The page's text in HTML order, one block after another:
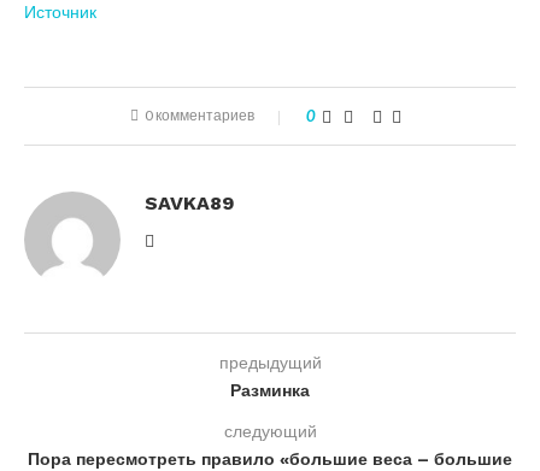
Источник
0 комментариев 0
SAVKA89
предыдущий
Разминка
следующий
Пора пересмотреть правило «большие веса – большие